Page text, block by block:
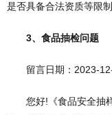
是否具备合法资质等限制
3、食品抽检问题
留言日期：2023-
您好!《食品安全抽样